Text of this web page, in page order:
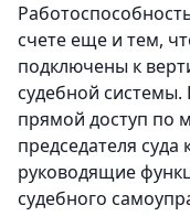
счете еще и тем,
подключены к
судебной системы.
прямой доступ по
председателя
руководящие
судебного